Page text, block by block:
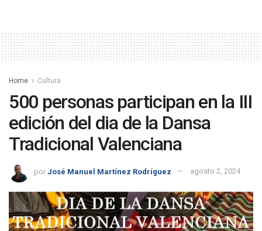
Home Cultura
500 personas participan en la III
edición del dia de la Dansa
Tradicional Valenciana
por José Manuel Martínez Rodríguez agosto 2, 2024